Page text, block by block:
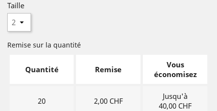
Taille
Remise sur la quantité
Quantité Remise
Vous
économisez
20 2,00 CHF
Jusqu'à
40,00 CHF